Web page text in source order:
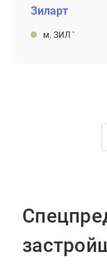
Зиларт
м. ЗИЛ `